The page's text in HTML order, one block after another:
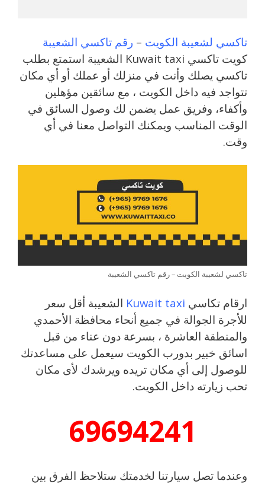
تاكسي لشعيبة الكويت – رقم تاكسي الشعيبة
كويت تاكسي Kuwait taxi الشعيبة استمتع بطلب
تاكسي يصلك وأنت في منزلك أو عملك أو أي مكان
تتواجد فيه داخل الكويت ، مع سائقين مؤهلين
وأكفاء، وفريق عمل يضمن لك وصول السائق في
الوقت المناسب ويمكنك التواصل معنا في أي
وقت.
تاكسي لشعيبة الكويت – رقم تاكسي الشعيبة
ارقام تكاسي Kuwait taxi الشعيبة أقل سعر
للأجرة الجوالة في جميع أنحاء محافظة الأحمدي
والمنطقة العاشرة ، بسرعة دون عناء من قبل
اسائق خبير بدورب الكويت سيعمل على مساعدتك
للوصول إلى أي مكان تريده ويرشدك لأى مكان
تحب زيارته داخل الكويت.
69694241
وعندما تصل سيارتنا لخدمتك ستلاحظ الفرق بين